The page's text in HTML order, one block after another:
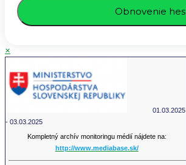
✕
01.03.2025
- 03.03.2025
Kompletný archív monitoringu médií nájdete na:
http://www.mediabase.sk/